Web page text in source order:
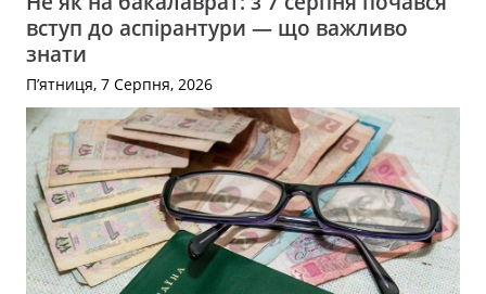
вступ до аспірантури — що важливо
знати
П’ятниця, 7 Серпня, 2026